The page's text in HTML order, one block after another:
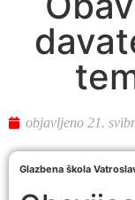
objavljeno 21.
Glazbena škola